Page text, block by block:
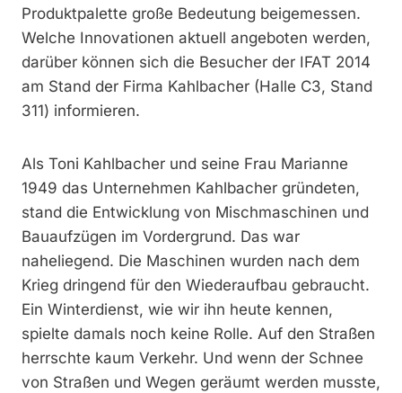
Produktpalette große Bedeutung beigemessen.
Welche Innovationen aktuell angeboten werden,
darüber können sich die Besucher der IFAT 2014
am Stand der Firma Kahlbacher (Halle C3, Stand
311) informieren.
Als Toni Kahlbacher und seine Frau Marianne
1949 das Unternehmen Kahlbacher gründeten,
stand die Entwicklung von Mischmaschinen und
Bauaufzügen im Vordergrund. Das war
naheliegend. Die Maschinen wurden nach dem
Krieg dringend für den Wiederaufbau gebraucht.
Ein Winterdienst, wie wir ihn heute kennen,
spielte damals noch keine Rolle. Auf den Straßen
herrschte kaum Verkehr. Und wenn der Schnee
von Straßen und Wegen geräumt werden musste,